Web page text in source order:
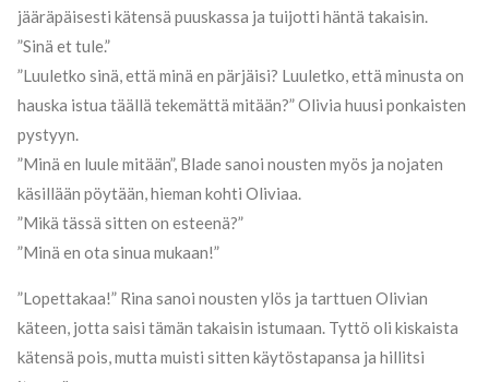
jääräpäisesti kätensä puuskassa ja tuijotti häntä takaisin.
”Sinä et tule.”
”Luuletko sinä, että minä en pärjäisi? Luuletko, että minusta on
hauska istua täällä tekemättä mitään?” Olivia huusi ponkaisten
pystyyn.
”Minä en luule mitään”, Blade sanoi nousten myös ja nojaten
käsillään pöytään, hieman kohti Oliviaa.
”Mikä tässä sitten on esteenä?”
”Minä en ota sinua mukaan!”
”Lopettakaa!” Rina sanoi nousten ylös ja tarttuen Olivian
käteen, jotta saisi tämän takaisin istumaan. Tyttö oli kiskaista
kätensä pois, mutta muisti sitten käytöstapansa ja hillitsi